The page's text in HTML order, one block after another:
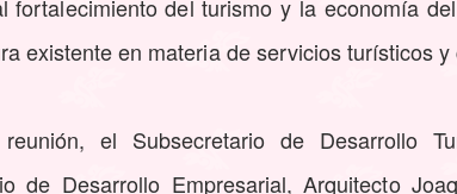
fortalecimiento del turismo y la economía
existente en materia de servicios turísticos
el Subsecretario de Desarrollo
de Desarrollo Empresarial, Arquitecto